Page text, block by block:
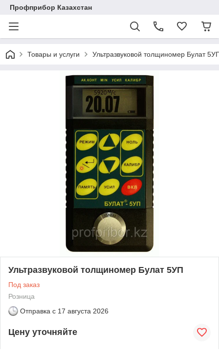
Профприбор Казахстан
Товары и услуги Ультразвуковой толщиномер Булат
Ультразвуковой толщиномер Булат 5УП
Под заказ
Розница
Отправка с 17 августа 2026
Цену уточняйте